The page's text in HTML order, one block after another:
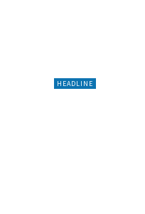
HEADLINE